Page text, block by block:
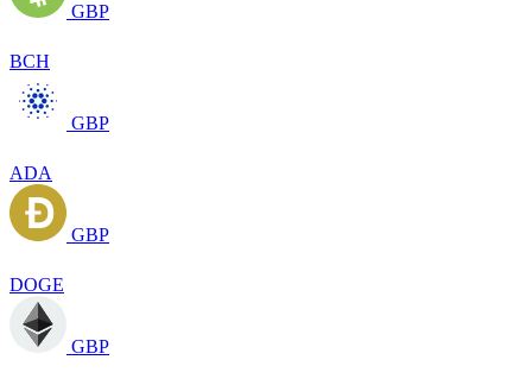
GBP
BCH
GBP
ADA
GBP
DOGE
GBP